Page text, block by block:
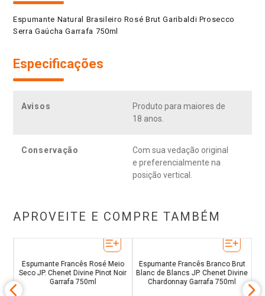
Espumante Natural Brasileiro Rosé Brut Garibaldi Prosecco
Serra Gaúcha Garrafa 750ml
Especificações
Avisos
Produto para maiores de
18 anos.
Conservação
Com sua vedação original
e preferencialmente na
posição vertical.
APROVEITE E COMPRE TAMBÉM
Espumante Francês Rosé Meio
Seco JP. Chenet Divine Pinot Noir
Garrafa 750ml
Espumante Francês Branco Brut
Blanc de Blancs JP. Chenet Divine
Chardonnay Garrafa 750ml